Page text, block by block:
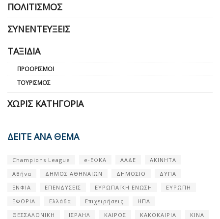
ΠΟΛΙΤΙΣΜΌΣ
ΣΥΝΕΝΤΕΎΞΕΙΣ
ΤΑΞΊΔΙΑ
ΠΡΟΟΡΙΣΜΟΊ
ΤΟΥΡΙΣΜΌΣ
ΧΩΡΊΣ ΚΑΤΗΓΟΡΊΑ
ΔΕΙΤΕ ΑΝΑ ΘΕΜΑ
Champions League e-ΕΦΚΑ ΑΑΔΕ
ΑΚΙΝΗΤΑ
Αθήνα
ΔΗΜΟΣ ΑΘΗΝΑΙΩΝ ΔΗΜΟΣΙΟ
ΔΥΠΑ
ΕΝΦΙΑ
ΕΠΕΝΔΥΣΕΙΣ ΕΥΡΩΠΑΪΚΗ ΕΝΩΣΗ
ΕΥΡΩΠΗ
ΕΦΟΡΙΑ
Ελλάδα Επιχειρήσεις
ΗΠΑ
ΘΕΣΣΑΛΟΝΙΚΗ
ΙΣΡΑΗΛ ΚΑΙΡΟΣ ΚΑΚΟΚΑΙΡΙΑ
ΚΙΝΑ